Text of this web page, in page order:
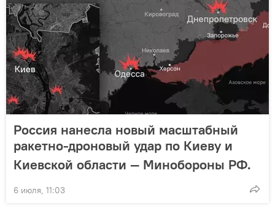
Россия нанесла новый масштабный
ракетно-дроновый удар по Киеву и
Киевской области — Минобороны РФ.
6 июля, 11:03